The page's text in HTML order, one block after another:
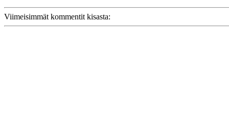
Viimeisimmät kommentit kisasta: